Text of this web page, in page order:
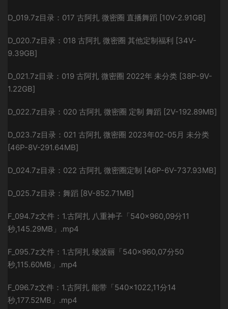
D_019.7z目录：017 古阿扎 微密圈 直播舞蹈 [10V-2.91GB]
D_020.7z目录：018 古阿扎 微密圈 其他定制福利 [34V-
9.39GB]
D_021.7z目录：019 古阿扎 微密圈 2022年 未分类 [38P-9V-
1.22GB]
D_022.7z目录：020 古阿扎 微密圈 定制 舞蹈 [2V-192.89MB]
D_023.7z目录：021 古阿扎 微密圈 2023年02-05月 未分类
[46P-8V-291.64MB]
D_024.7z目录：022 古阿扎 微密圈定制 [46P-6V-737.93MB]
D_025.7z目录：舞蹈 [8V-852.71MB]
F_094.7z文件：1.古阿扎 八重神子「540×960,09分11
秒,145.29MB」.mp4
F_095.7z文件：1.古阿扎 绫波丽「540×960,07分50
秒,115.60MB」.mp4
F_096.7z文件：1.古阿扎 能带「540×1022,11分14
秒,177.52MB」.mp4